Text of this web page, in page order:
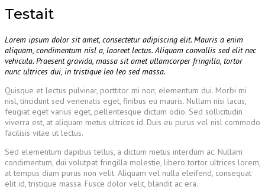
Testait
Lorem ipsum dolor sit amet, consectetur adipiscing elit. Mauris a enim
aliquam, condimentum nisl a, laoreet lectus. Aliquam convallis sed elit nec
vehicula. Praesent gravida, massa sit amet ullamcorper fringilla, tortor
nunc ultrices dui, in tristique leo leo sed massa.
Quisque et lectus pulvinar, porttitor mi non, elementum dui. Morbi mi
nisl, tincidunt sed venenatis eget, finibus eu mauris. Nullam nisi lacus,
feugiat eget varius eget, pellentesque dictum odio. Sed sollicitudin
viverra est, at aliquam metus ultrices id. Duis eu purus vel nisl commodo
facilisis vitae ut lectus.
Sed elementum dapibus tellus, a dictum metus interdum ac. Nullam
condimentum, dui volutpat fringilla molestie, libero tortor ultrices lorem,
at tempus diam purus non velit. Aliquam vel nulla eleifend, consequat
elit id, tristique massa. Fusce dolor velit, blandit ac era.